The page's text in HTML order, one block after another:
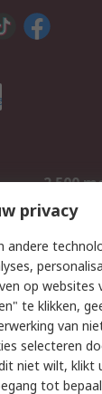
2.500
Email
privacy
andere
op websites
te klikken,
van
selecteren
niet wilt, klikt
tot